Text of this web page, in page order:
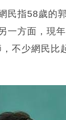
民指58歲的
一方面，現
不少網民比